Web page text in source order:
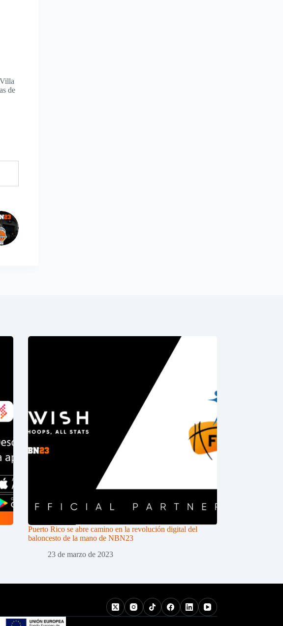
de
Puerto Rico se abre camino en la revolución digital del
baloncesto de la mano de NBN23
23 de marzo de 2023